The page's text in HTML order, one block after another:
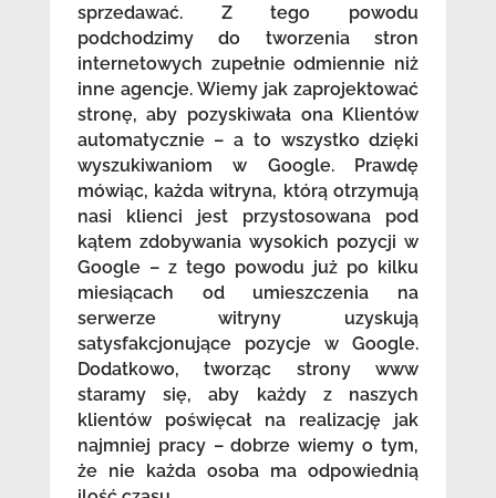
sprzedawać. Z tego powodu
podchodzimy do tworzenia stron
internetowych zupełnie odmiennie niż
inne agencje. Wiemy jak zaprojektować
stronę, aby pozyskiwała ona Klientów
automatycznie – a to wszystko dzięki
wyszukiwaniom w Google. Prawdę
mówiąc, każda witryna, którą otrzymują
nasi klienci jest przystosowana pod
kątem zdobywania wysokich pozycji w
Google – z tego powodu już po kilku
miesiącach od umieszczenia na
serwerze witryny uzyskują
satysfakcjonujące pozycje w Google.
Dodatkowo, tworząc strony www
staramy się, aby każdy z naszych
klientów poświęcał na realizację jak
najmniej pracy – dobrze wiemy o tym,
że nie każda osoba ma odpowiednią